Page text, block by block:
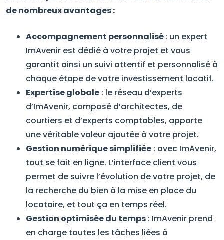
de nombreux avantages :
Accompagnement personnalisé: un expert
ImAvenir est dédié à votre projet et vous
garantit ainsi un suivi attentif et personnalisé à
chaque étape de votre investissement locatif.
Expertise globale : le réseau d’experts
d’ImAvenir, composé d’architectes, de
courtiers et d’experts comptables, apporte
une véritable valeur ajoutée à votre projet.
Gestion numérique simplifiée : avec ImAvenir,
tout se fait en ligne. L’interface client vous
permet de suivre l’évolution de votre projet, de
la recherche du bien à la mise en place du
locataire, et tout ça en temps réel.
Gestion optimisée du temps : ImAvenir prend
en charge toutes les tâches liées à